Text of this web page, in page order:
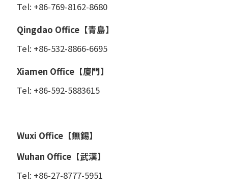
Tel: +86-769-8162-8680
Qingdao Office【青島】
Tel: +86-532-8866-6695
Xiamen Office【廈門】
Tel: +86-592-5883615
Wuxi Office【無錫】
Wuhan Office【武漢】
Tel: +86-27-8777-5951